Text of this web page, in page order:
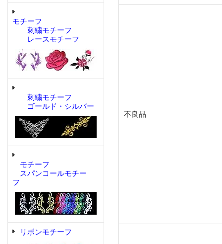
モチーフ
刺繍モチーフ
レースモチーフ
刺繍モチーフ
ゴールド・シルバー
モチーフ
スパンコールモチー
フ
リボンモチーフ
不良品